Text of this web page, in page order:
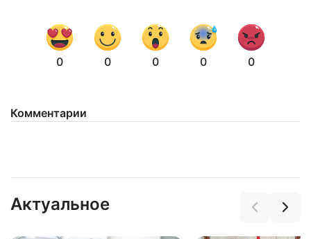
0 0 0 0 0
Комментарии
Актуальное
Нажимая на кнопку "Отправить" вы
соглашаетесь с
политикой конфиденциальности